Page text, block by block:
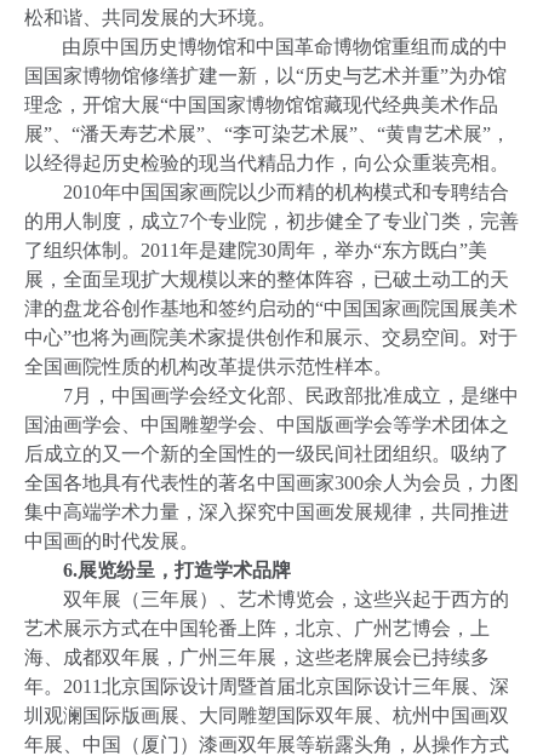
松和谐、共同发展的大环境。
由原中国历史博物馆和中国革命博物馆重组而成的中
国国家博物馆修缮扩建一新，以“历史与艺术并重”为办馆
理念，开馆大展“中国国家博物馆馆藏现代经典美术作品
展”、“潘天寿艺术展”、“李可染艺术展”、“黄胄艺术展”，
以经得起历史检验的现当代精品力作，向公众重装亮相。
2010年中国国家画院以少而精的机构模式和专聘结合
的用人制度，成立7个专业院，初步健全了专业门类，完善
了组织体制。 2011年是建院30周年，举办“东方既白”美
展，全面呈现扩大规模以来的整体阵容，已破土动工的天
津的盘龙谷创作基地和签约启动的“中国国家画院国展美术
中心”也将为画院美术家提供创作和展示、交易空间。对于
全国画院性质的机构改革提供示范性样本。
7月，中国画学会经文化部、民政部批准成立，是继中
国油画学会、中国雕塑学会、中国版画学会等学术团体之
后成立的又一个新的全国性的一级民间社团组织。吸纳了
全国各地具有代表性的著名中国画家300余人为会员，力图
集中高端学术力量，深入探究中国画发展规律，共同推进
中国画的时代发展。
6.展览纷呈，打造学术品牌
双年展（三年展）、艺术博览会，这些兴起于西方的
艺术展示方式在中国轮番上阵，北京、广州艺博会，上
海、成都双年展，广州三年展，这些老牌展会已持续多
年。 2011北京国际设计周暨首届北京国际设计三年展、深
圳观澜国际版画展、大同雕塑国际双年展、杭州中国画双
年展、中国（厦门）漆画双年展等崭露头角，从操作方式